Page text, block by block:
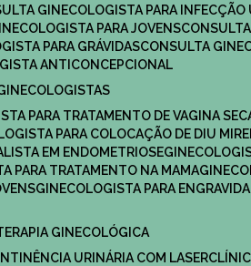
GINECOLOGISTA PARA INFECÇÃO
PARA JOVENS
PARA GRÁVIDAS
CONSULTA
ANTICONCEPCIONAL
GINECOLOGISTAS
PARA TRATAMENTO DE VAGINA
PARA COLOCAÇÃO DE DIU
EM ENDOMETRIOSE
PARA TRATAMENTO NA MAMA
GINECOLOGISTA PARA
GINECOLÓGICA
URINÁRIA COM LASER